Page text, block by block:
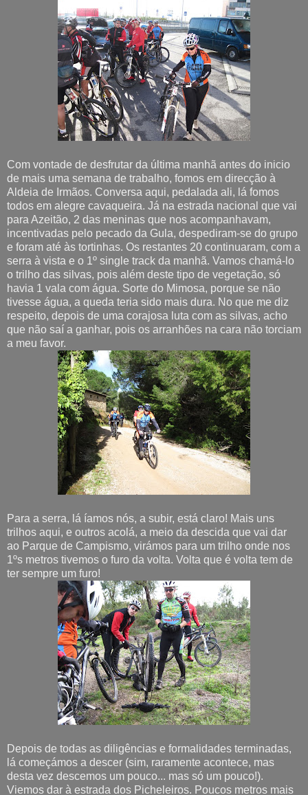
Com vontade de desfrutar da última manhã antes do inicio
de mais uma semana de trabalho, fomos em direcção à
Aldeia de Irmãos. Conversa aqui, pedalada ali, lá fomos
todos em alegre cavaqueira. Já na estrada nacional que vai
para Azeitão, 2 das meninas que nos acompanhavam,
incentivadas pelo pecado da Gula, despediram-se do grupo
e foram até às tortinhas. Os restantes 20 continuaram, com a
serra à vista e o 1º single track da manhã. Vamos chamá-lo
o trilho das silvas, pois além deste tipo de vegetação, só
havia 1 vala com água. Sorte do Mimosa, porque se não
tivesse água, a queda teria sido mais dura. No que me diz
respeito, depois de uma corajosa luta com as silvas, acho
que não saí a ganhar, pois os arranhões na cara não torciam
a meu favor.
Para a serra, lá íamos nós, a subir, está claro! Mais uns
trilhos aqui, e outros acolá, a meio da descida que vai dar
ao Parque de Campismo, virámos para um trilho onde nos
1ºs metros tivemos o furo da volta. Volta que é volta tem de
ter sempre um furo!
Depois de todas as diligências e formalidades terminadas,
lá começámos a descer (sim, raramente acontece, mas
desta vez descemos um pouco... mas só um pouco!).
Viemos dar à estrada dos Picheleiros. Poucos metros mais